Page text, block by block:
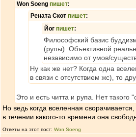
Won Soeng пишет:
Рената Скот пишет:
Йог пишет:
Философский базис
(рупы). Объективной
независимо от умов/
Ну как же нет? Когда одна
в связи с отсутствием жс), то
Это и есть читта и рупа. Нет такого
Но ведь когда вселенная
в течении какого-то времени она
Ответы на этот пост: Won Soeng